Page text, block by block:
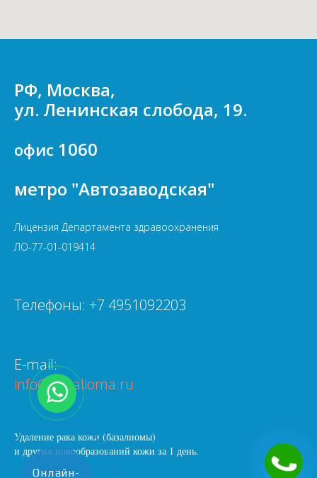
РФ, Москва,
ул. Ленинская слобода, 19.
офис 1060
метро "Автозаводская"
Лицензия Департамента здравоохранения
ЛО-77-01-019414
Телефоны: +7 4951092203
E-mail:
info@bazalioma.ru
Удаление рака кожи (базалиомы)
и других новообразований кожи за 1 день.
Онлайн-